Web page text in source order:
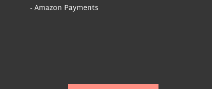
- Amazon Payments